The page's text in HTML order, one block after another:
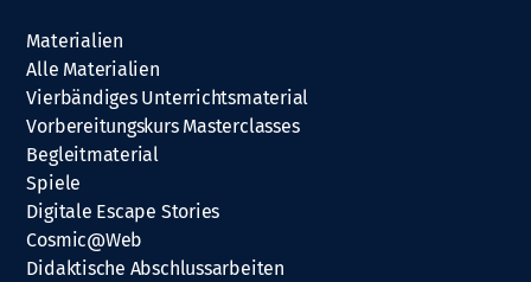
Materialien
Alle Materialien
Vierbändiges Unterrichtsmaterial
Vorbereitungskurs Masterclasses
Begleitmaterial
Spiele
Digitale Escape Stories
Cosmic@Web
Didaktische Abschlussarbeiten